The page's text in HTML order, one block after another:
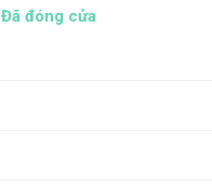
Đã đóng cửa